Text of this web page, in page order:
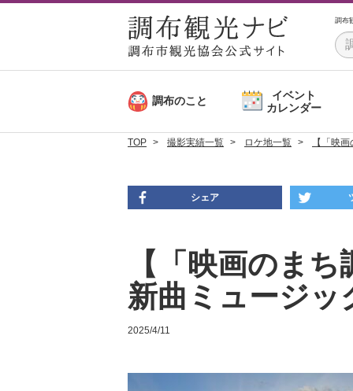
調布
調布のこと
イベント
カレンダー
TOP 撮影実績一覧 ロケ地一覧 【「映
シェア
【「映画のま
新曲ミュージ
2025/4/11